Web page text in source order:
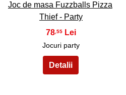
Joc de masa Fuzzballs Pizza
Thief - Party
78 ,55
Jocuri party